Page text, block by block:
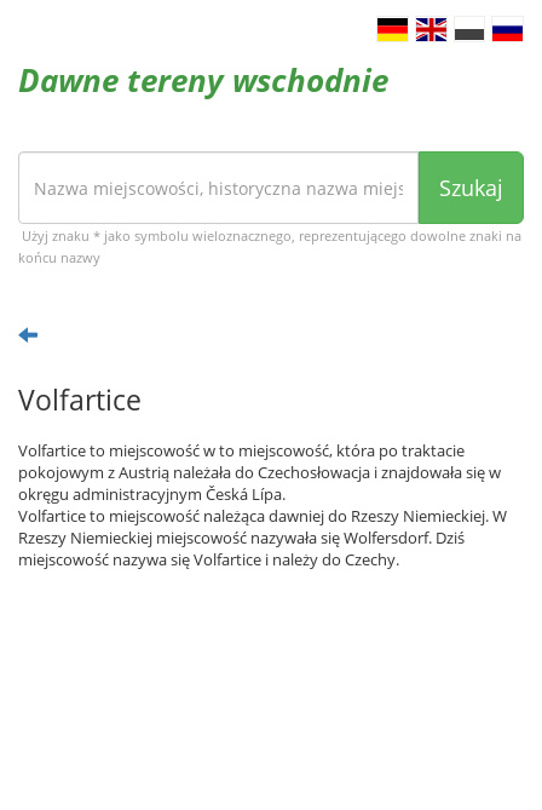
Dawne tereny wschodnie
Szukaj
Użyj znaku * jako symbolu wieloznacznego, reprezentującego dowolne znaki na
końcu nazwy
Volfartice
Volfartice to miejscowość w to miejscowość, która po traktacie
pokojowym z Austrią należała do Czechosłowacja i znajdowała się w
okręgu administracyjnym Česká Lípa.
Volfartice to miejscowość należąca dawniej do Rzeszy Niemieckiej. W
Rzeszy Niemieckiej miejscowość nazywała się Wolfersdorf. Dziś
miejscowość nazywa się Volfartice i należy do Czechy.